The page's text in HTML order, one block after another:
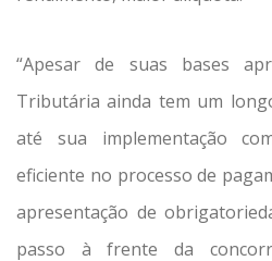
“Apesar de suas bases
Tributária ainda tem um
até sua implementação
eficiente no processo de
apresentação de
passo à frente da